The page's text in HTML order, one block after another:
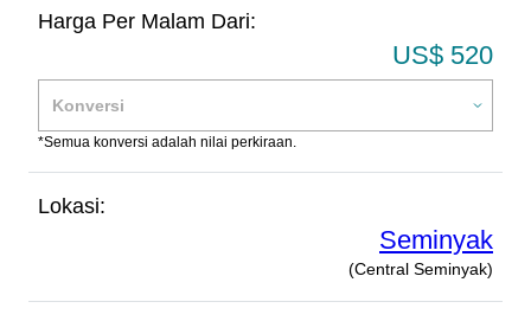
Harga Per Malam Dari:
US$ 520
*Semua konversi adalah nilai perkiraan.
Lokasi:
Seminyak
(Central Seminyak)